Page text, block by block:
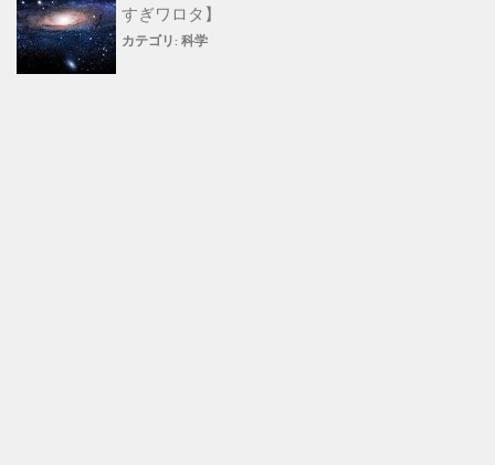
すぎワロタ】
カテゴリ: 科学